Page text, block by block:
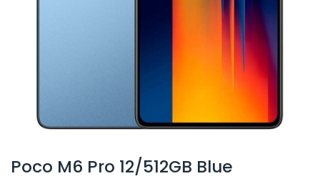
Poco M6 Pro 12/512GB Blue